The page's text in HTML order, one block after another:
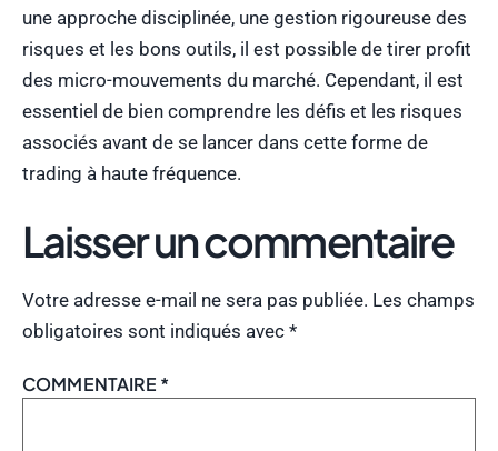
une approche disciplinée, une gestion rigoureuse des
risques et les bons outils, il est possible de tirer profit
des micro-mouvements du marché. Cependant, il est
essentiel de bien comprendre les défis et les risques
associés avant de se lancer dans cette forme de
trading à haute fréquence.
Laisser un commentaire
Votre adresse e-mail ne sera pas publiée. Les champs
obligatoires sont indiqués avec *
COMMENTAIRE *